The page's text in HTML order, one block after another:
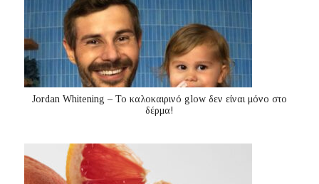
Jordan Whitening – Το καλοκαιρινό glow δεν είναι μόνο στο
δέρμα!